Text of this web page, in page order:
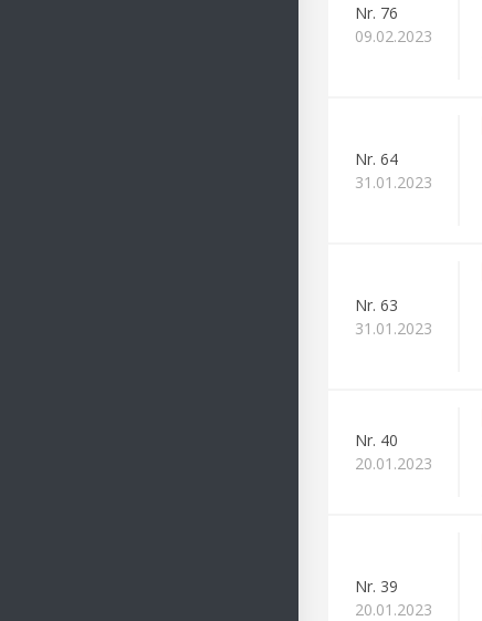
Nr. 76
09.02.2023
Nr. 64
31.01.2023
Nr. 63
31.01.2023
Nr. 40
20.01.2023
Nr. 39
20.01.2023